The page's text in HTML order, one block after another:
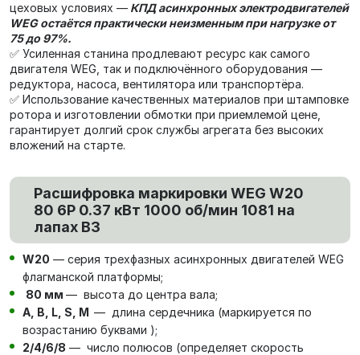
цеховых условиях — КПД асинхронных электродвигателей
WEG остаётся практически неизменным при нагрузке от
75 до 97%.
✅ Усиленная станина продлевают ресурс как самого
двигателя WEG, так и подключённого оборудования —
редуктора, насоса, вентилятора или транспортёра.
✅ Использование качественных материалов при штамповке
ротора и изготовлении обмотки при приемлемой цене,
гарантирует долгий срок службы агрегата без высоких
вложений на старте.
Расшифровка маркировки WEG W20
80 6P 0.37 кВт 1000 об/мин 1081 на
лапах В3
W20 — серия трехфазных асинхронных двигателей WEG
флагманской платформы;
80 мм — высота до центра вала;
А, В, L, S, М — длина сердечника (маркируется по
возрастанию буквами );
2/4/6/8 — число полюсов (определяет скорость